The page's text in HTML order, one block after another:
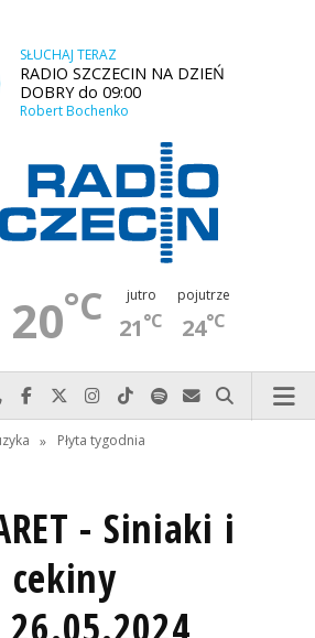
SŁUCHAJ TERAZ
RADIO SZCZECIN NA DZIEŃ
DOBRY do 09:00
Robert Bochenko
20°C jutro
21°C
pojutrze
24°C
Najlepiej po prostu do nas zadzwoń
Odwiedź nas na Facebook-u
Odwiedź nas na X
Odwiedź nas na Instagram-ie
Odwiedź nas na TikTok-u
Szukaj nas na Spotify
Wyślij do nas
Szukaj
» Płyta tygodnia
- Siniaki i
cekiny